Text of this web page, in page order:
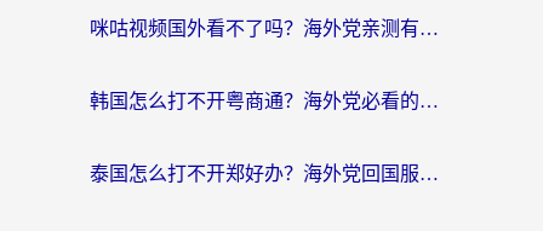
咪咕视频国外看不了吗？海外党亲测有效的回国加速解决方案
韩国怎么打不开粤商通？海外党必看的回国加速器选择指南（附加拿大农行俄罗斯有缘网解决方案）
泰国怎么打不开郑好办？海外党回国服务+影音追剧全搞定的实用指南